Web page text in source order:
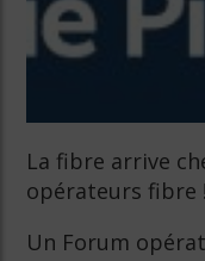
La fibre arrive
opérateurs fibre !
Un Forum